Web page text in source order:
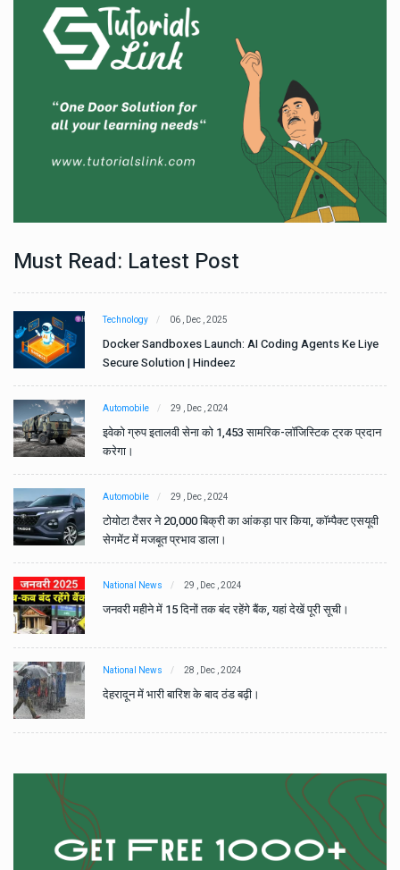
Must Read: Latest Post
Technology 06 , Dec , 2025
Docker Sandboxes Launch: AI Coding Agents Ke Liye
Secure Solution | Hindeez
Automobile 29 , Dec , 2024
इवेको ग्रुप इतालवी सेना को 1,453 सामरिक-लॉजिस्टिक ट्रक प्रदान
करेगा।
Automobile 29 , Dec , 2024
टोयोटा टैसर ने 20,000 बिक्री का आंकड़ा पार किया, कॉम्पैक्ट एसयूवी
सेगमेंट में मजबूत प्रभाव डाला।
National News 29 , Dec , 2024
जनवरी महीने में 15 दिनों तक बंद रहेंगे बैंक, यहां देखें पूरी सूची।
National News 28 , Dec , 2024
देहरादून में भारी बारिश के बाद ठंड बढ़ी।